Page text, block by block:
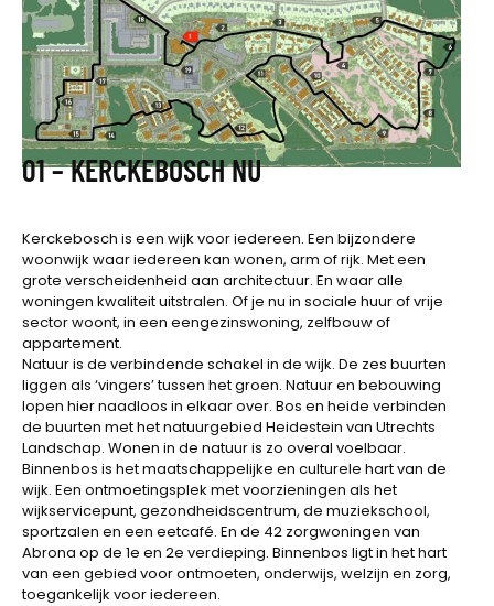
01 – KERCKEBOSCH NU
Kerckebosch is een wijk voor iedereen. Een bijzondere
woonwijk waar iedereen kan wonen, arm of rijk. Met een
grote verscheidenheid aan architectuur. En waar alle
woningen kwaliteit uitstralen. Of je nu in sociale huur of vrije
sector woont, in een eengezinswoning, zelfbouw of
appartement.
Natuur is de verbindende schakel in de wijk. De zes buurten
liggen als ‘vingers’ tussen het groen. Natuur en bebouwing
lopen hier naadloos in elkaar over. Bos en heide verbinden
de buurten met het natuurgebied Heidestein van Utrechts
Landschap. Wonen in de natuur is zo overal voelbaar.
Binnenbos is het maatschappelijke en culturele hart van de
wijk. Een ontmoetingsplek met voorzieningen als het
wijkservicepunt, gezondheidscentrum, de muziekschool,
sportzalen en een eetcafé. En de 42 zorgwoningen van
Abrona op de 1e en 2e verdieping. Binnenbos ligt in het hart
van een gebied voor ontmoeten, onderwijs, welzijn en zorg,
toegankelijk voor iedereen.